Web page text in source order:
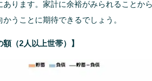
あります。家計に余裕がみられることか
うことに期待できるでしょう。
（2人以上世帯）】